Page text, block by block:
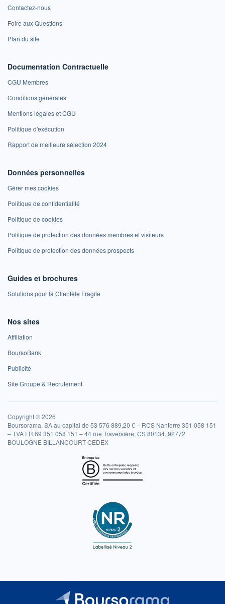
Contactez-nous
Foire aux Questions
Plan du site
Documentation Contractuelle
CGU Membres
Conditions générales
Mentions légales et CGU
Politique d'exécution
Rapport de meilleure sélection 2024
Données personnelles
Gérer mes cookies
Politique de confidentialité
Politique de cookies
Politique de protection des données membres et visiteurs
Politique de protection des données prospects
Guides et brochures
Solutions pour la Clientèle Fragile
Nos sites
Affiliation
BoursoBank
Publicité
Site Groupe & Recrutement
Copyright © 2026
Boursorama, SA au capital de 53 576 889,20 € – RCS Nanterre 351 058 151
– TVA FR 69 351 058 151 – 44 rue Traversière, CS 80134, 92772
BOULOGNE BILLANCOURT CEDEX